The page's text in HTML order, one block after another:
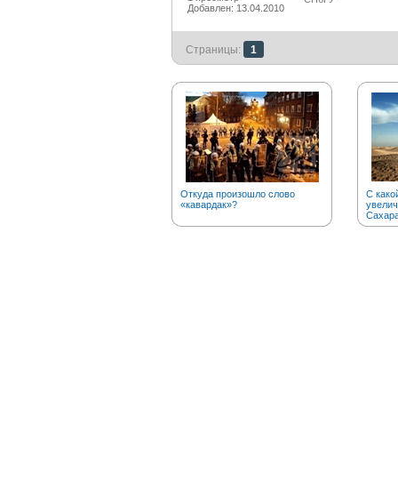
Добавлен: 13.04.2010
Страницы: 1
Откуда произошло слово
«кавардак»?
С